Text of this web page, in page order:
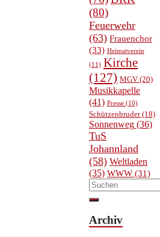
(80)
Feuerwehr
(63) Frauenchor
(33) Heimatverein
(11) Kirche
(127) MGV(20)
Musikkapelle
(41) Presse(10)
Schützenbruder(18)
Sonnenweg(36)
TuS
Johannland
(58) Weltladen
(35) WWW(31)
Archiv